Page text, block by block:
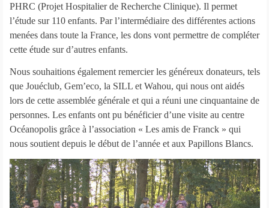
PHRC (Projet Hospitalier de Recherche Clinique). Il permet
l’étude sur 110 enfants. Par l’intermédiaire des différentes actions
menées dans toute la France, les dons vont permettre de compléter
cette étude sur d’autres enfants.
Nous souhaitions également remercier les généreux donateurs, tels
que Jouéclub, Gem’eco, la SILL et Wahou, qui nous ont aidés
lors de cette assemblée générale et qui a réuni une cinquantaine de
personnes. Les enfants ont pu bénéficier d’une visite au centre
Océanopolis grâce à l’association « Les amis de Franck » qui
nous soutient depuis le début de l’année et aux Papillons Blancs.